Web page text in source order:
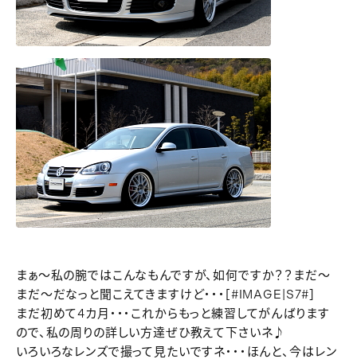
まぁ～私の腕ではこんなもんですが、如何ですか？？まだ～
まだ～だなっと聞こえてきますけど・・・[#IMAGE|S7#]
まだ初めて4カ月・・・これからもっと練習してがんばります
ので、私の周りの詳しい方達ぜひ教えて下さいネ♪
いろいろなレンズで撮って見たいですネ・・・ほんと、今はレン